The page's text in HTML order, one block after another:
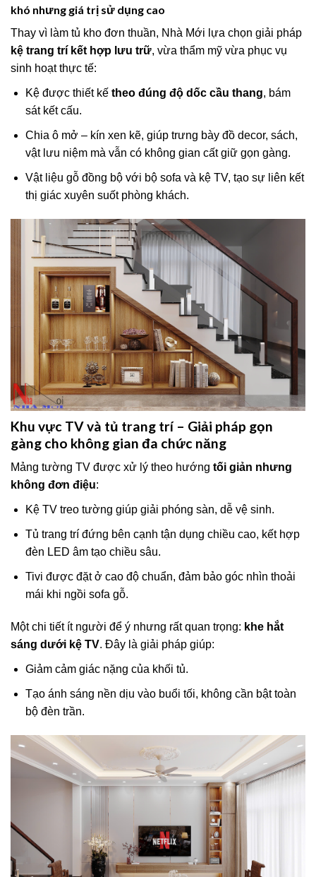
khó nhưng giá trị sử dụng cao
Thay vì làm tủ kho đơn thuần, Nhà Mới lựa chọn giải pháp
kệ trang trí kết hợp lưu trữ, vừa thẩm mỹ vừa phục vụ
sinh hoạt thực tế:
Kệ được thiết kế theo đúng độ dốc cầu thang, bám
sát kết cấu.
Chia ô mở – kín xen kẽ, giúp trưng bày đồ decor, sách,
vật lưu niệm mà vẫn có không gian cất giữ gọn gàng.
Vật liệu gỗ đồng bộ với bộ sofa và kệ TV, tạo sự liên kết
thị giác xuyên suốt phòng khách.
Khu vực TV và tủ trang trí – Giải pháp gọn
gàng cho không gian đa chức năng
Mảng tường TV được xử lý theo hướng tối giản nhưng
không đơn điệu:
Kệ TV treo tường giúp giải phóng sàn, dễ vệ sinh.
Tủ trang trí đứng bên cạnh tận dụng chiều cao, kết hợp
đèn LED âm tạo chiều sâu.
Tivi được đặt ở cao độ chuẩn, đảm bảo góc nhìn thoải
mái khi ngồi sofa gỗ.
Một chi tiết ít người để ý nhưng rất quan trọng: khe hắt
sáng dưới kệ TV. Đây là giải pháp giúp:
Giảm cảm giác nặng của khối tủ.
Tạo ánh sáng nền dịu vào buổi tối, không cần bật toàn
bộ đèn trần.